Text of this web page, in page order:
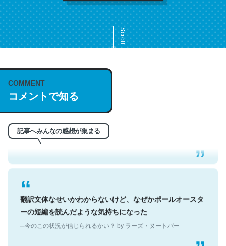
Scroll
COMMENT
コメントで知る
記事へみんなの感想が集まる
これは名文。彼はとてもクレバーなんだろうなと凄く思
う。英語少しでも読める人は原文もお勧め。自分はこの流
─今のこの状況が信じられるかい？ by ラーズ・ヌートバー
翻訳文体なせいかわからないけど、なぜかポールオースタ
ーの短編を読んだような気持ちになった
─今のこの状況が信じられるかい？ by ラーズ・ヌートバー